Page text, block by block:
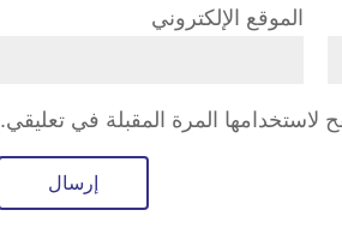
الموقع الإلكتروني
لاستخدامها المرة المقبلة في تعليقي.